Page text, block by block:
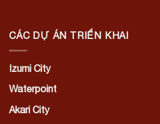
CÁC DỰ ÁN TRIỂN KHAI
Izumi City
Waterpoint
Akari City